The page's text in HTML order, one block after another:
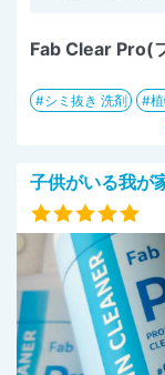
Fab Clear Pro(
シミ抜き 洗剤
子供がいる我が